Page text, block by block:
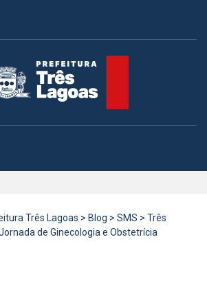
Três Lagoas > Blog > SMS > Três
de Ginecologia e Obstetrícia